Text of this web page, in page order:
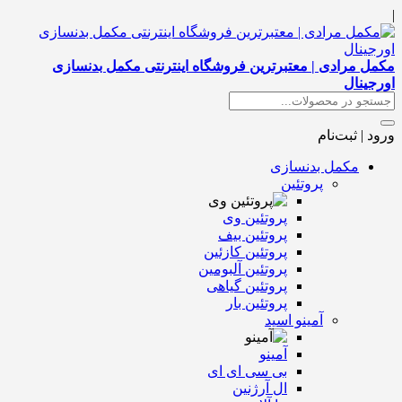
|
مکمل مرادی | معتبرترین فروشگاه اینترنتی مکمل بدنسازی
اورجینال
ورود | ثبت‌نام
مکمل بدنسازی
پروتئین
پروتئین وی
پروتئین بیف
پروتئین کازئین
پروتئین آلبومین
پروتئین گیاهی
پروتئین بار
آمینو اسید
آمینو
بی سی ای ای
ال آرژنین